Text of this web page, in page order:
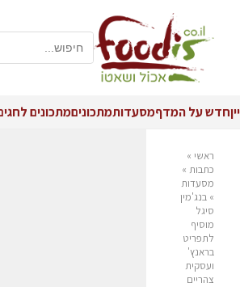
ייןחדש על המדףמסעדותמתכוניםמתכונים
ראשי »
כתבות »
מסעדות
» בנג'מין
סיגל
מוסיף
לתפריט
בראנץ'
ועסקית
צהריים